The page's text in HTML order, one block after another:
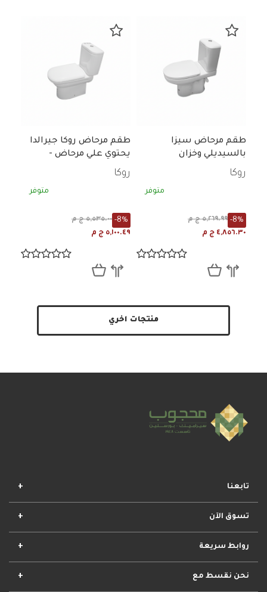
طقم مرحاض سيزا
بالسيديلي وخزان
روكا
متوفر
٥,٢٦٩.٩٩ ج م -8%
٤,٨٥٦.٣٠ ج م
طقم مرحاض روكا جيرالدا
يحتوي علي مرحاض -
سيديلي - خزان ابيض
روكا
متوفر
٥,٥٣٥.٠٠ ج م -8%
٥,١٠٠.٤٩ ج م
منتجات اخري
تابعنا
تسوق الآن
افضل المجموعات
روابط سريعة
الأحكام والشروط
نحن نقسط مع